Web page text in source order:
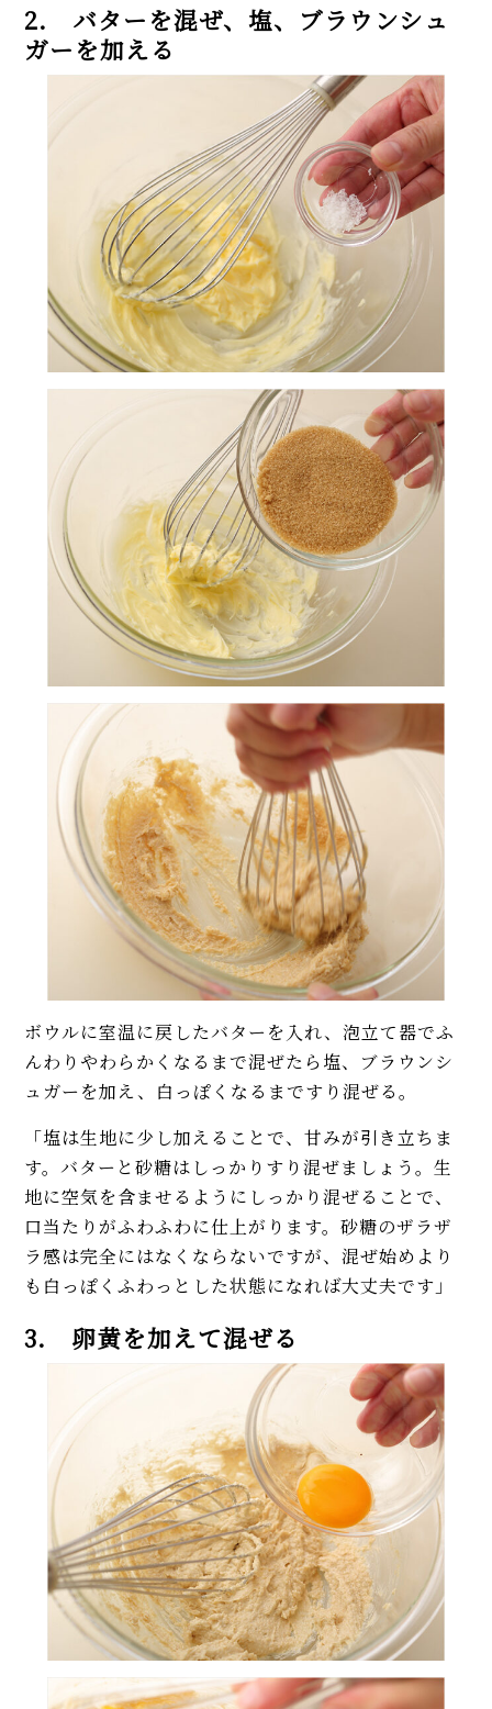
2. バターを混ぜ、塩、ブラウンシュ
ガーを加える
ボウルに室温に戻したバターを入れ、泡立て器でふ
んわりやわらかくなるまで混ぜたら塩、ブラウンシ
ュガーを加え、白っぽくなるまですり混ぜる。
「塩は生地に少し加えることで、甘みが引き立ちま
す。バターと砂糖はしっかりすり混ぜましょう。生
地に空気を含ませるようにしっかり混ぜることで、
口当たりがふわふわに仕上がります。砂糖のザラザ
ラ感は完全にはなくならないですが、混ぜ始めより
も白っぽくふわっとした状態になれば大丈夫です」
3. 卵黄を加えて混ぜる